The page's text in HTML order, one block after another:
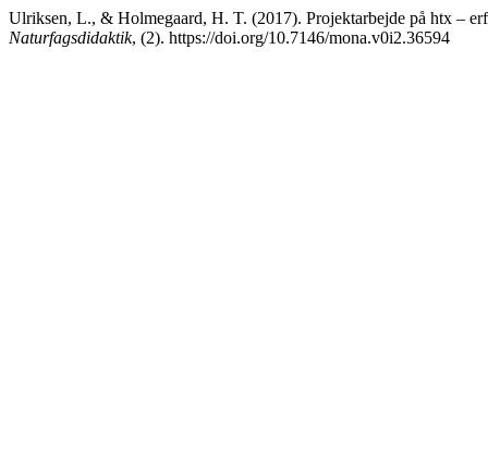
Ulriksen, L., & Holmegaard, H. T. (2017). Projektarbejde på htx –
Naturfagsdidaktik, (2). https://doi.org/10.7146/mona.v0i2.36594